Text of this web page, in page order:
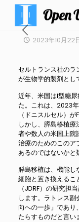
2023年10月22
セルトランス社の
が生物学的製剤とし
近年、米国はI型糖
た。これは、2023
（ドニスルセル）
しかし、膵島移植
者や数人の米国上院
治療のためのこのア
あるのではないかと
膵島移植は、機能し
細胞と置き換えるこ
（JDRF）の研究担
します。ラトレス
向への一歩」であり
たらすものだと言い